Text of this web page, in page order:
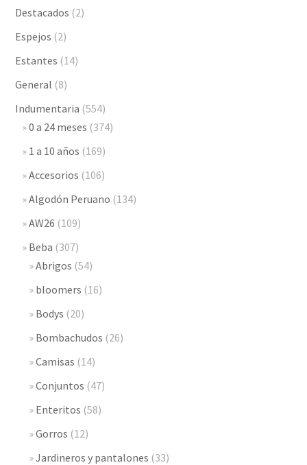
Destacados (2)
Espejos (2)
Estantes (14)
General (8)
Indumentaria (554)
0 a 24 meses (374)
1 a 10 años (169)
Accesorios (106)
Algodón Peruano (134)
AW26 (109)
Beba (307)
Abrigos (54)
bloomers (16)
Bodys (20)
Bombachudos (26)
Camisas (14)
Conjuntos (47)
Enteritos (58)
Gorros (12)
Jardineros y pantalones (33)